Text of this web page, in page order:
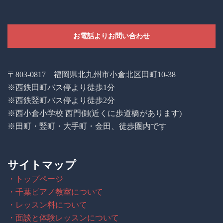
お電話よりお問い合わせ
〒803-0817 福岡県北九州市小倉北区田町10-38
※西鉄田町バス停より徒歩1分
※西鉄竪町バス停より徒歩2分
※西小倉小学校 西門側(近くに歩道橋があります)
※田町・竪町・大手町・金田、徒歩圏内です
サイトマップ
・トップページ
・千葉ピアノ教室について
・レッスン料について
・面談と体験レッスンについて